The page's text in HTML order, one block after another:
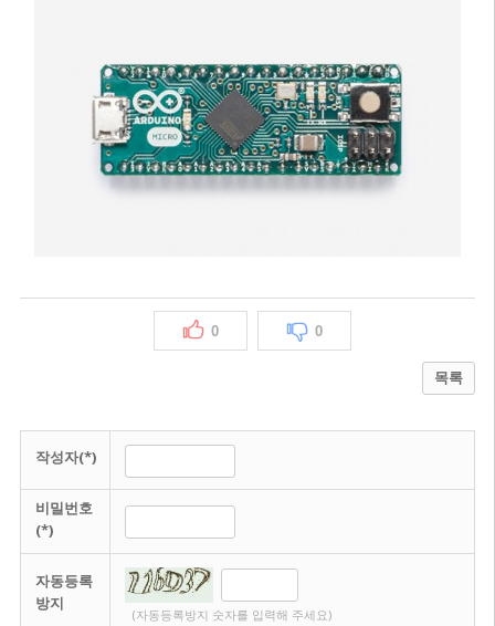
0 0
목록
작성자(*)
비밀번호
(*)
자동등록
방지
(자동등록방지 숫자를 입력해 주세요)